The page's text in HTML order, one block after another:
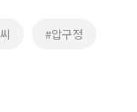
#압구정